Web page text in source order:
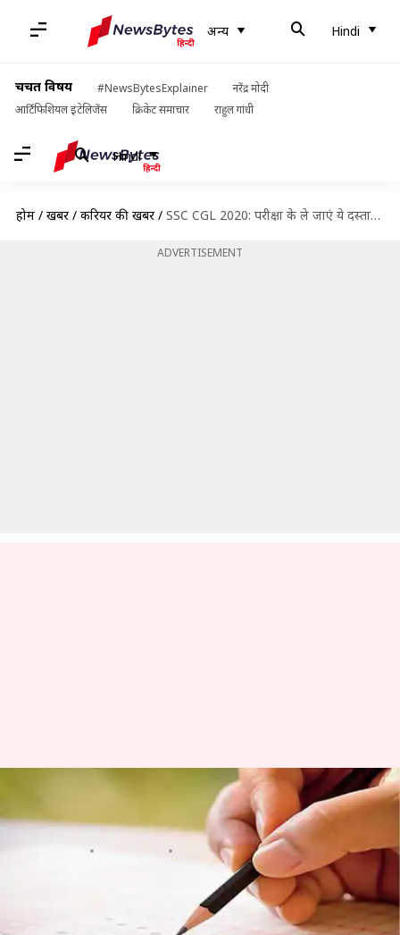
अन्य Hindi
चर्चित विषय #NewsBytesExplainer
नरेंद्र मोदी
आर्टिफिशियल इंटेलिजेंस
क्रिकेट समाचार राहुल गांधी
Hindi
होम / खबरें / करियर की खबरें / SSC CGL 2020: परीक्षा के ले जाएं ये दस्तावेज और इन बातों का रखें ध्यान
ADVERTISEMENT
SSC CGL 2020: परीक्षा के ले जाएं ये
दस्तावेज और इन बातों का रखें ध्यान
03:41 pm